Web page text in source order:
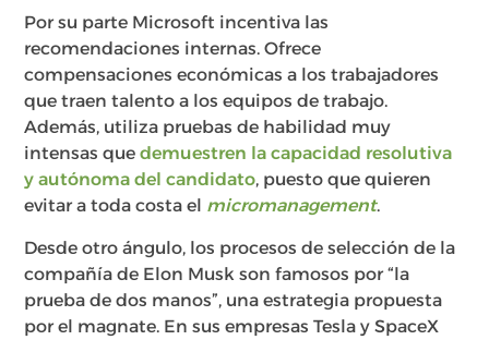
Por su parte Microsoft incentiva las
recomendaciones internas. Ofrece
compensaciones económicas a los trabajadores
que traen talento a los equipos de trabajo.
Además, utiliza pruebas de habilidad muy
intensas quedemuestren la capacidad resolutiva
y autónoma del candidato, puesto que quieren
evitar a toda costa el micromanagement.
Desde otro ángulo, los procesos de selección de la
compañía de Elon Musk son famosos por “la
prueba de dos manos”, una estrategia propuesta
por el magnate. En sus empresas Tesla y SpaceX